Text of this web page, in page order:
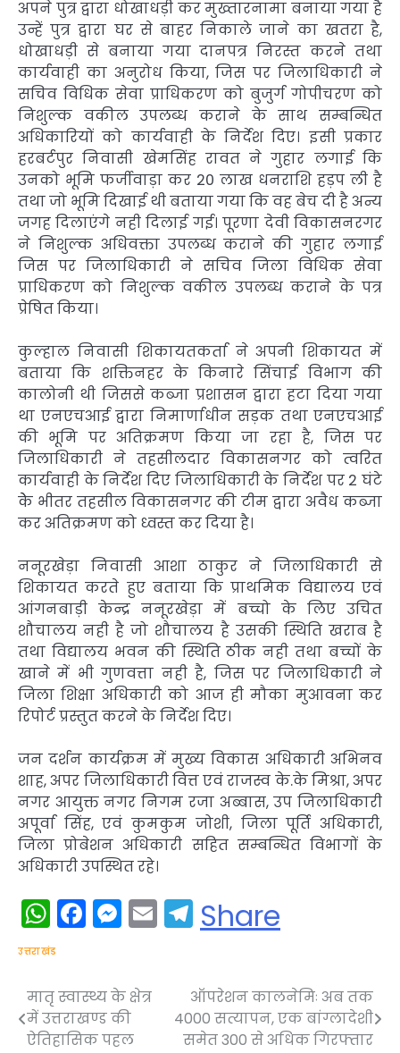
अपने पुत्र द्वारा धोखाधड़ी कर मुख्तारनामा बनाया गया है
उन्हें पुत्र द्वारा घर से बाहर निकाले जाने का खतरा है,
धोखाधड़ी से बनाया गया दानपत्र निरस्त करने तथा
कार्यवाही का अनुरोध किया, जिस पर जिलाधिकारी ने
सचिव विधिक सेवा प्राधिकरण को बुजुर्ग गोपीचरण को
निशुल्क वकील उपलब्ध कराने के साथ सम्बन्धित
अधिकारियों को कार्यवाही के निर्देश दिए। इसी प्रकार
हरबर्टपुर निवासी खेमसिंह रावत ने गुहार लगाई कि
उनको भूमि फर्जीवाड़ा कर 20 लाख धनराशि हड़प ली है
तथा जो भूमि दिखाई थी बताया गया कि वह बेच दी है अन्य
जगह दिलाएंगे नही दिलाई गई। पूरणा देवी विकासनरगर
ने निशुल्क अधिवक्ता उपलब्ध कराने की गुहार लगाई
जिस पर जिलाधिकारी ने सचिव जिला विधिक सेवा
प्राधिकरण को निशुल्क वकील उपलब्ध कराने के पत्र
प्रेषित किया।
कुल्हाल निवासी शिकायतकर्ता ने अपनी शिकायत में
बताया कि शक्तिनहर के किनारे सिंचाई विभाग की
कालोनी थी जिससे कब्जा प्रशासन द्वारा हटा दिया गया
था एनएचआई द्वारा निमार्णाधीन सड़क तथा एनएचआई
की भूमि पर अतिक्रमण किया जा रहा है, जिस पर
जिलाधिकारी ने तहसीलदार विकासनगर को त्वरित
कार्यवाही के निर्देश दिए जिलाधिकारी के निर्देश पर 2 घंटे
केे भीतर तहसील विकासनगर की टीम द्वारा अवैध कब्जा
कर अतिक्रमण को ध्वस्त कर दिया है।
ननूरखेड़ा निवासी आशा ठाकुर ने जिलाधिकारी से
शिकायत करते हुए बताया कि प्राथमिक विद्यालय एवं
आंगनबाड़ी केन्द्र ननूरखेड़ा में बच्चो के लिए उचित
शौचालय नही है जो शौचालय है उसकी स्थिति खराब है
तथा विद्यालय भवन की स्थिति ठीक नही तथा बच्चों के
खाने में भी गुणवत्ता नही है, जिस पर जिलाधिकारी ने
जिला शिक्षा अधिकारी को आज ही मौका मुआवना कर
रिपोर्ट प्रस्तुत करने के निर्देश दिए।
जन दर्शन कार्यक्रम में मुख्य विकास अधिकारी अभिनव
शाह, अपर जिलाधिकारी वित्त एवं राजस्व के.के मिश्रा, अपर
नगर आयुक्त नगर निगम रजा अब्बास, उप जिलाधिकारी
अपूर्वा सिंह, एवं कुमकुम जोशी, जिला पूर्ति अधिकारी,
जिला प्रोबेशन अधिकारी सहित सम्बन्धित विभागों के
अधिकारी उपस्थित रहे।
WhatsApp
Facebook
Messenger
EmailTelegram
Share
उत्तराखंड
Post
navigation
मातृ स्वास्थ्य के क्षेत्र
में उत्तराखण्ड की
ऐतिहासिक पहल
ऑपरेशन कालनेमिः अब तक
4000 सत्यापन, एक बांग्लादेशी
समेत 300 से अधिक गिरफ्तार